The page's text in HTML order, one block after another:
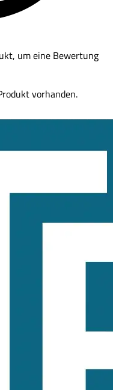
um eine Bewertung
vorhanden.